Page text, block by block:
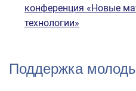
конференция «Новые
технологии»
Поддержка